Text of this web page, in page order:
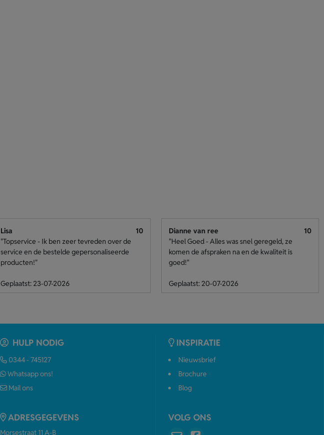
Lisa
10
"Topservice - Ik ben zeer tevreden over de
service en de bestelde gepersonaliseerde
producten!"
Geplaatst: 23-07-2026
Dianne van ree
10
"Heel Goed - Alles was snel geregeld, ze
komen de afspraken na en de kwaliteit is
goed!"
Geplaatst: 20-07-2026
HULP NODIG
0344 - 745127
Whatsapp ons!
Mail ons
ADRESGEGEVENS
Morsestraat 11 A-B
INSPIRATIE
Nieuwsbrief
Brochure
Blog
VOLG ONS